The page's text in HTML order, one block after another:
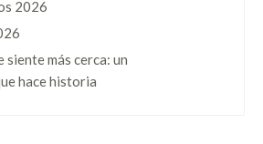
2026
siente más cerca: un
hace historia